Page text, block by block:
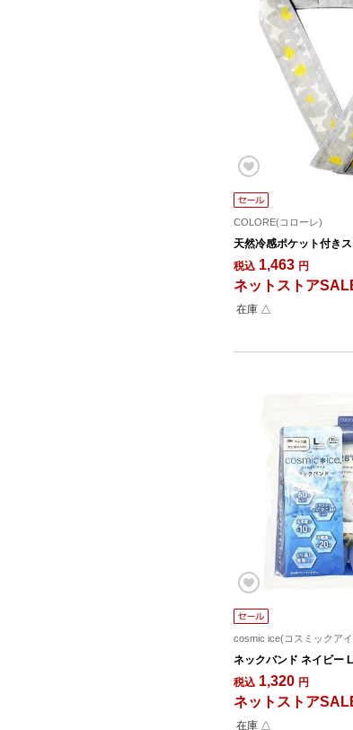
COLORE(コローレ)
天然冷感ポケット付き
税込 1,463 円
ネットストア
在庫 △
cosmic ice(コスミックア
ネックバンド ネイビー
税込 1,320 円
ネットストア
在庫 △